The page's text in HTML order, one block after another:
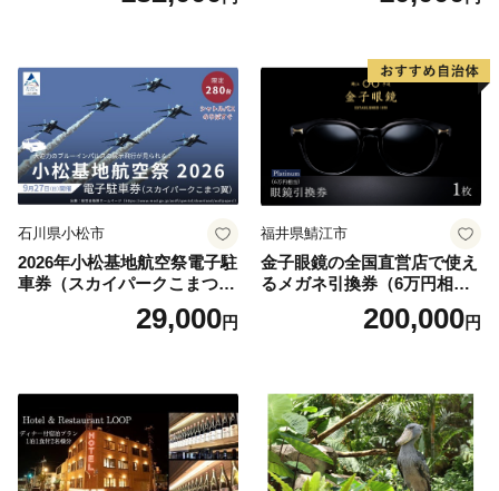
石川県小松市
2026年小松基地航空祭電子駐
車券（スカイパークこまつ
翼） 駐車場 シャトルバスの
りばすぐ 石川県 小松市
29,000円
福井県鯖江市
金子眼鏡の全国直営店で使え
るメガネ引換券（6万円相
当） Platinum200,000円